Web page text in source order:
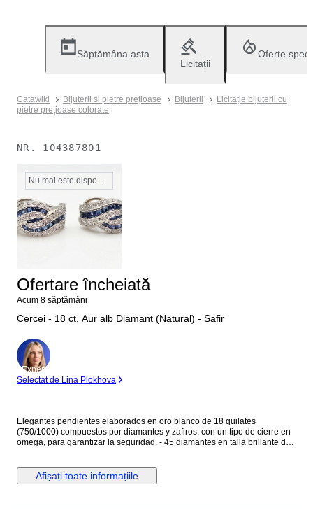
Săptămâna asta
Licitații
Oferte
Catawiki Bijuterii si pietre prețioase Bijuterii
Licitație bijuterii cu
pietre prețioase colorate
NR. 104387801
Nu mai este disponibil
Ofertare încheiată
Acum 8 săptămâni
Cercei - 18 ct. Aur alb Diamant (Natural) - Safir
Expert
Selectat de Lina Plokhova
Elegantes pendientes elaborados en oro blanco de 18 quilates
(750/1000) compuestos por diamantes y zafiros, con un tipo de cierre en
omega, para garantizar la seguridad. - 45 diamantes en talla brillante de
entregan en elegante estuche de joyería.
Afișați toate informațiile